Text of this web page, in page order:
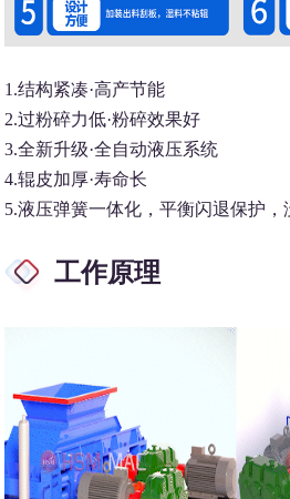
1.结构紧凑·高产节能
2.过粉碎力低·粉碎效果好
3.全新升级·全自动液压系统
4.辊皮加厚·寿命长
5.液压弹簧一体化，平衡闪退保护，
工作原理